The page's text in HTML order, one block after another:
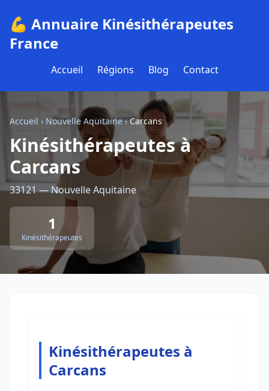
💪 Annuaire Kinésithérapeutes
France
Accueil Régions Blog Contact
Accueil › Nouvelle Aquitaine›Carcans
Kinésithérapeutes à
Carcans
33121 — Nouvelle Aquitaine
1
Kinésithérapeutes
Kinésithérapeutes à
Carcans